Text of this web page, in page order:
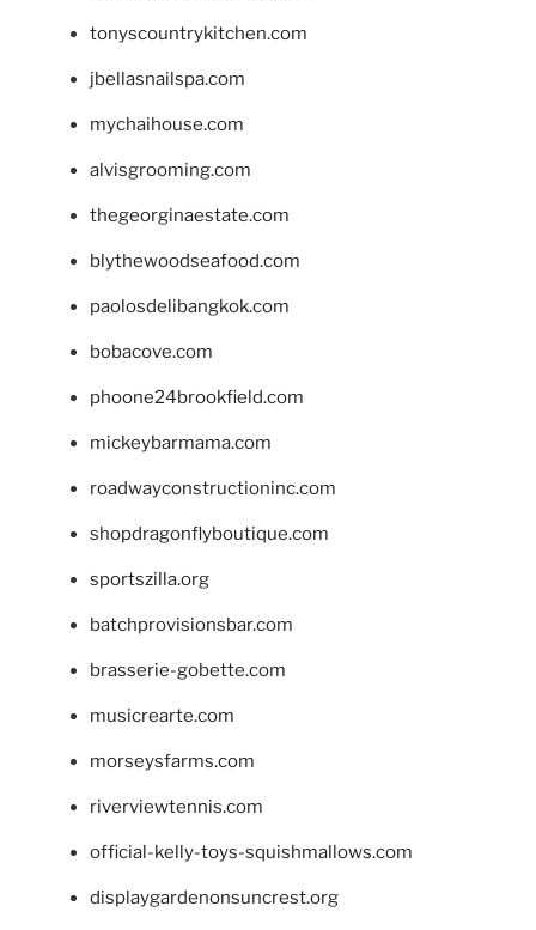
tonyscountrykitchen.com
jbellasnailspa.com
mychaihouse.com
alvisgrooming.com
thegeorginaestate.com
blythewoodseafood.com
paolosdelibangkok.com
bobacove.com
phoone24brookfield.com
mickeybarmama.com
roadwayconstructioninc.com
shopdragonflyboutique.com
sportszilla.org
batchprovisionsbar.com
brasserie-gobette.com
musicrearte.com
morseysfarms.com
riverviewtennis.com
official-kelly-toys-squishmallows.com
displaygardenonsuncrest.org